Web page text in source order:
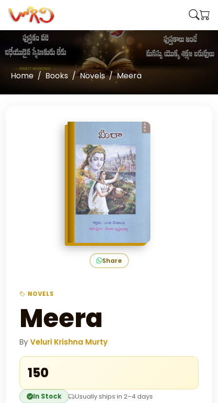
Home Books Novels Meera
Share
NOVELS
Meera
By Veluri Krishna Murty
₹150
In Stock Usually ships in 2–4 days